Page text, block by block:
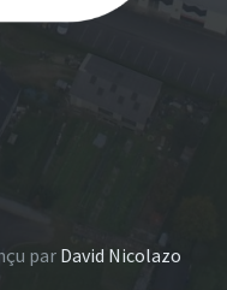
par David Nicolazo